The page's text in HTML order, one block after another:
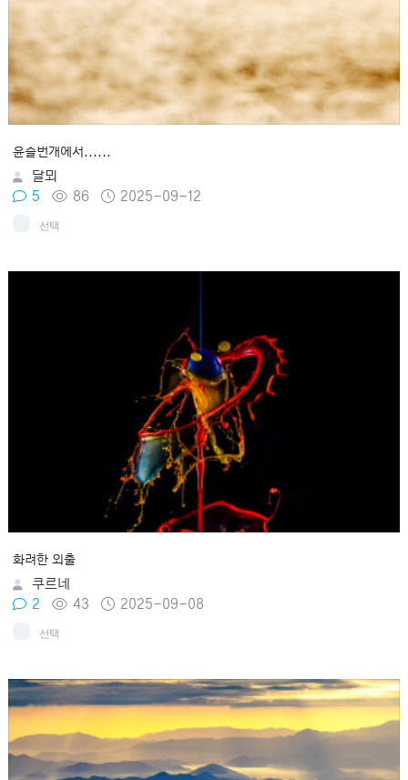
윤슬번개에서......
달뫼
5
86 2025-09-12
선택
화려한 외출
쿠르네
2
43 2025-09-08
선택